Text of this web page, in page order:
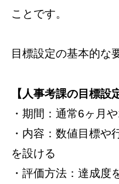
ことです。
目標設定の基本的な
【人事考課の目標設
・期間：通常6ヶ月
・内容：数値目標や
を設ける
・評価方法：達成度